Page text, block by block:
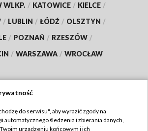
WLKP. / KATOWICE / KIELCE /
/ LUBLIN / ŁÓDŹ / OLSZTYN /
/ POZNAŃ / RZESZÓW /
/ WARSZAWA / WROCŁAW
TVP
do serwisu", aby wyrazić zgody na
automatycznego śledzenia i zbierania danych,
urządzeniu końcowym i ich